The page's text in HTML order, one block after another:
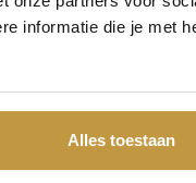
informatie die je met
Alles toestaan